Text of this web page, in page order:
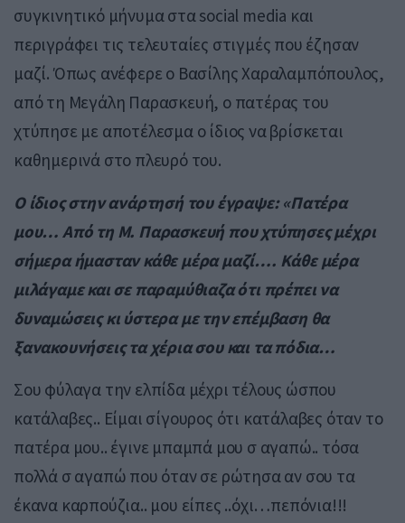
συγκινητικό μήνυμα στα social media και
περιγράφει τις τελευταίες στιγμές που έζησαν
μαζί. Όπως ανέφερε ο Βασίλης Χαραλαμπόπουλος,
από τη Μεγάλη Παρασκευή, ο πατέρας του
χτύπησε με αποτέλεσμα ο ίδιος να βρίσκεται
καθημερινά στο πλευρό του.
Ο ίδιος στην ανάρτησή του έγραψε: «Πατέρα
μου… Από τη Μ. Παρασκευή που χτύπησες μέχρι
σήμερα ήμασταν κάθε μέρα μαζί…. Κάθε μέρα
μιλάγαμε και σε παραμύθιαζα ότι πρέπει να
δυναμώσεις κι ύστερα με την επέμβαση θα
ξανακουνήσεις τα χέρια σου και τα πόδια…
Σου φύλαγα την ελπίδα μέχρι τέλους ώσπου
κατάλαβες.. Είμαι σίγουρος ότι κατάλαβες όταν το
πατέρα μου.. έγινε μπαμπά μου σ αγαπώ.. τόσα
πολλά σ αγαπώ που όταν σε ρώτησα αν σου τα
έκανα καρπούζια.. μου είπες ..όχι…πεπόνια!!!